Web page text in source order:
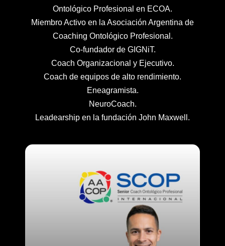
Ontológico Profesional en ECOA.
Miembro Activo en la Asociación Argentina de
Coaching Ontológico Profesional.
Co-fundador de GIGNiT.
Coach Organizacional y Ejecutivo.
Coach de equipos de alto rendimiento.
Eneagramista.
NeuroCoach.
Leadearship en la fundación John Maxwell.